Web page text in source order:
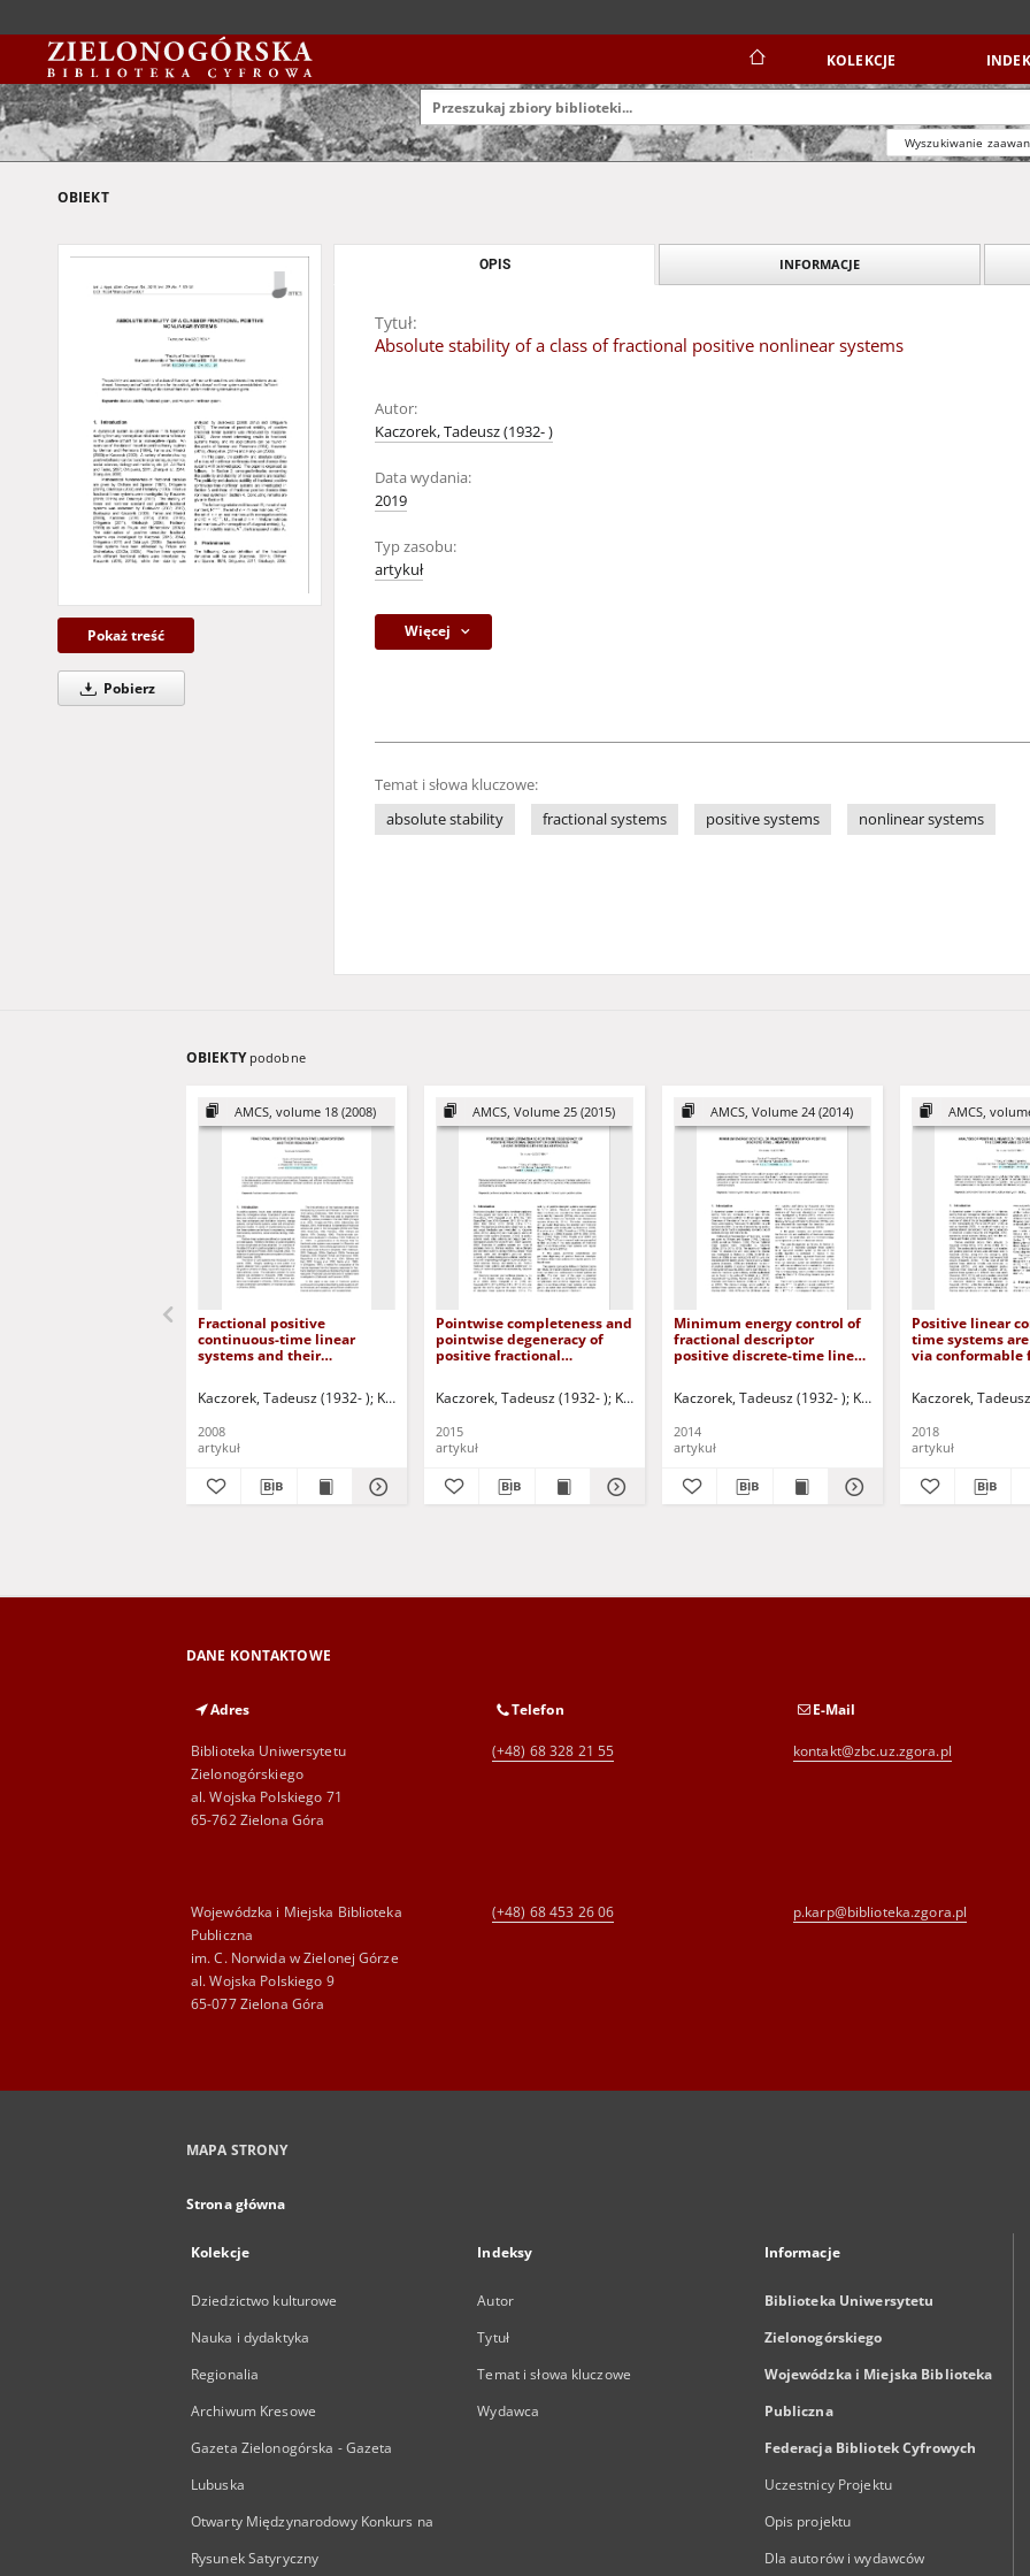
KOLEKCJE
Wyszukiwanie
OBIEKT
Pokaż treść
Pobierz
OPIS INFORMACJE
Tytuł:
Absolute stability of a class of fractional positive nonlinear systems
Autor:
Kaczorek, Tadeusz (1932- )
Data wydania:
2019
Typ zasobu:
artykuł
Więcej
Temat i słowa kluczowe:
absolute stability
fractional systems positive systems nonlinear systems
OBIEKTY podobne
AMCS, volume 18 (2008)
Fractional positive
continuous-time linear
systems and their
Kaczorek, Tadeusz (1932- ) Kasiński, Andrzej - ed. Ponulak, Filip - ed.
2008
artykuł
AMCS, Volume 25 (2015)
Pointwise completeness and
pointwise degeneracy of
positive fractional
pencils
Kaczorek, Tadeusz (1932- ) Korbicz, Józef (1951- ) - red. Uciński, Dariusz - red.
2015
artykuł
AMCS, Volume 24 (2014)
Minimum energy control of
fractional descriptor
positive discrete-time linear
Kaczorek, Tadeusz (1932- ) Korbicz, Józef (1951- ) - red.
2014
artykuł
AMCS,
Positive linear
time systems
via conformable
derived.
positivity of
are established.
the asymptotic
positive linear
Kaczorek,
2018
artykuł
DANE KONTAKTOWE
Adres
Biblioteka Uniwersytetu
Zielonogórskiego
al. Wojska Polskiego 71
65-762 Zielona Góra
Telefon
(+48) 68 328 21 55
E-Mail
kontakt@zbc.uz.zgora.pl
Wojewódzka i Miejska Biblioteka
Publiczna
im. C. Norwida w Zielonej Górze
al. Wojska Polskiego 9
65-077 Zielona Góra
(+48) 68 453 26 06 p.karp@biblioteka.zgora.pl
MAPA STRONY
Strona główna
Kolekcje
Dziedzictwo kulturowe
Nauka i dydaktyka
Regionalia
Archiwum Kresowe
Gazeta Zielonogórska - Gazeta
Lubuska
Otwarty Międzynarodowy Konkurs na
Rysunek Satyryczny
Indeksy
Autor
Tytuł
Temat i słowa kluczowe
Wydawca
Informacje
Biblioteka Uniwersytetu
Zielonogórskiego
Wojewódzka i Miejska Biblioteka
Publiczna
Federacja Bibliotek Cyfrowych
Uczestnicy Projektu
Opis projektu
Dla autorów i wydawców